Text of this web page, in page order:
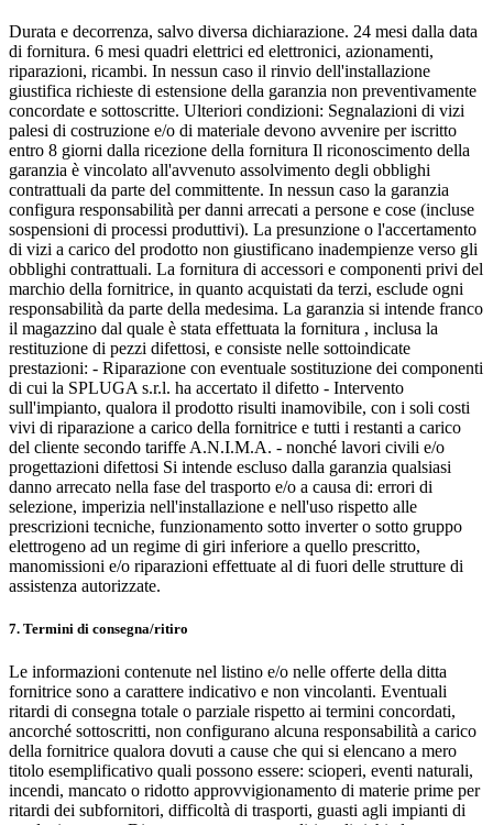
Durata e decorrenza, salvo diversa dichiarazione. 24 mesi dalla data
di fornitura. 6 mesi quadri elettrici ed elettronici, azionamenti,
riparazioni, ricambi. In nessun caso il rinvio dell'installazione
giustifica richieste di estensione della garanzia non preventivamente
concordate e sottoscritte. Ulteriori condizioni: Segnalazioni di vizi
palesi di costruzione e/o di materiale devono avvenire per iscritto
entro 8 giorni dalla ricezione della fornitura Il riconoscimento della
garanzia è vincolato all'avvenuto assolvimento degli obblighi
contrattuali da parte del committente. In nessun caso la garanzia
configura responsabilità per danni arrecati a persone e cose (incluse
sospensioni di processi produttivi). La presunzione o l'accertamento
di vizi a carico del prodotto non giustificano inadempienze verso gli
obblighi contrattuali. La fornitura di accessori e componenti privi del
marchio della fornitrice, in quanto acquistati da terzi, esclude ogni
responsabilità da parte della medesima. La garanzia si intende franco
il magazzino dal quale è stata effettuata la fornitura , inclusa la
restituzione di pezzi difettosi, e consiste nelle sottoindicate
prestazioni: - Riparazione con eventuale sostituzione dei componenti
di cui la SPLUGA s.r.l. ha accertato il difetto - Intervento
sull'impianto, qualora il prodotto risulti inamovibile, con i soli costi
vivi di riparazione a carico della fornitrice e tutti i restanti a carico
del cliente secondo tariffe A.N.I.M.A. - nonché lavori civili e/o
progettazioni difettosi Si intende escluso dalla garanzia qualsiasi
danno arrecato nella fase del trasporto e/o a causa di: errori di
selezione, imperizia nell'installazione e nell'uso rispetto alle
prescrizioni tecniche, funzionamento sotto inverter o sotto gruppo
elettrogeno ad un regime di giri inferiore a quello prescritto,
manomissioni e/o riparazioni effettuate al di fuori delle strutture di
assistenza autorizzate.
7. Termini di consegna/ritiro
Le informazioni contenute nel listino e/o nelle offerte della ditta
fornitrice sono a carattere indicativo e non vincolanti. Eventuali
ritardi di consegna totale o parziale rispetto ai termini concordati,
ancorché sottoscritti, non configurano alcuna responsabilità a carico
della fornitrice qualora dovuti a cause che qui si elencano a mero
titolo esemplificativo quali possono essere: scioperi, eventi naturali,
incendi, mancato o ridotto approvvigionamento di materie prime per
ritardi dei subfornitori, difficoltà di trasporti, guasti agli impianti di